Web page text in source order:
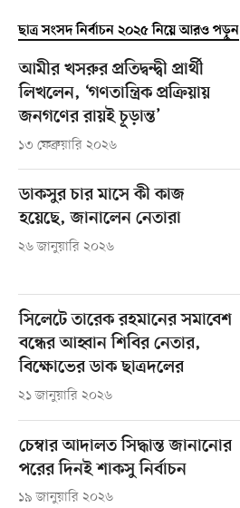
ছাত্র সংসদ নির্বাচন ২০২৫ নিয়ে আরও পড়ুন
আমীর খসরুর প্রতিদ্বন্দ্বী প্রার্থী
লিখলেন, ‘গণতান্ত্রিক প্রক্রিয়ায়
জনগণের রায়ই চূড়ান্ত’
১৩ ফেব্রুয়ারি ২০২৬
ডাকসুর চার মাসে কী কাজ
হয়েছে, জানালেন নেতারা
২৬ জানুয়ারি ২০২৬
সিলেটে তারেক রহমানের সমাবেশ
বন্ধের আহ্বান শিবির নেতার,
বিক্ষোভের ডাক ছাত্রদলের
২১ জানুয়ারি ২০২৬
চেম্বার আদালত সিদ্ধান্ত জানানোর
পরের দিনই শাকসু নির্বাচন
১৯ জানুয়ারি ২০২৬